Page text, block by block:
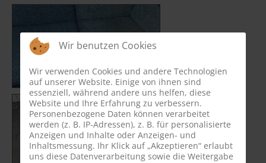
Wir benutzen Cookies
Wir verwenden Cookies und andere Technologien
auf unserer Website. Einige von ihnen sind
essenziell, während andere uns helfen, diese
Website und Ihre Erfahrung zu verbessern.
Personenbezogene Daten können verarbeitet
werden (z. B. IP-Adressen), z. B. für personalisierte
Anzeigen und Inhalte oder Anzeigen- und
Inhaltsmessung. Ihr Klick auf „Akzeptieren“ erlaubt
uns diese Datenverarbeitung sowie die Weitergabe